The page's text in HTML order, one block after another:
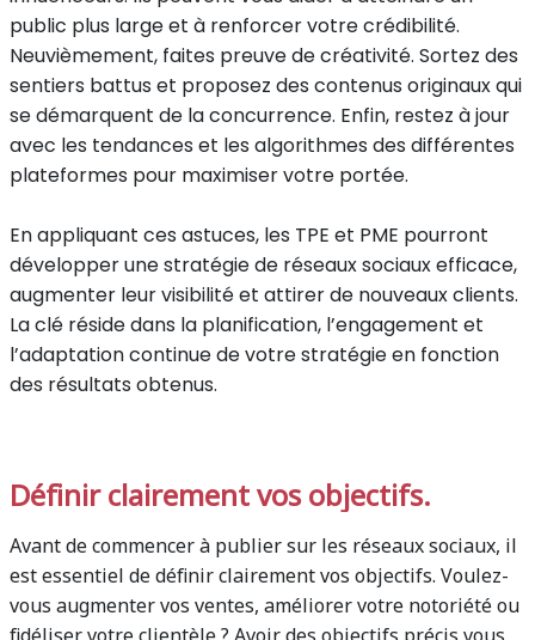
public plus large et à renforcer votre crédibilité.
Neuvièmement, faites preuve de créativité. Sortez des
sentiers battus et proposez des contenus originaux qui
se démarquent de la concurrence. Enfin, restez à jour
avec les tendances et les algorithmes des différentes
plateformes pour maximiser votre portée.
En appliquant ces astuces, les TPE et PME pourront
développer une stratégie de réseaux sociaux efficace,
augmenter leur visibilité et attirer de nouveaux clients.
La clé réside dans la planification, l’engagement et
l’adaptation continue de votre stratégie en fonction
des résultats obtenus.
Définir clairement vos objectifs.
Avant de commencer à publier sur les réseaux sociaux, il
est essentiel de définir clairement vos objectifs. Voulez-
vous augmenter vos ventes, améliorer votre notoriété ou